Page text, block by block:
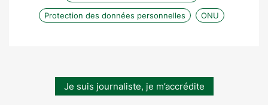
Protection des données personnelles ONU
Je suis journaliste, je m’accrédite